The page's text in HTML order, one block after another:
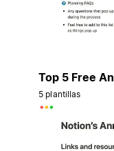
Top 5 Free
5 plantillas